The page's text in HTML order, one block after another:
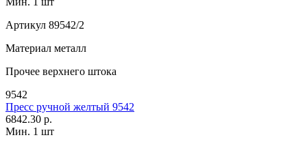
Артикул 89542/2
Материал металл
Прочее верхнего штока
9542
Пресс ручной желтый 9542
6842.30 р.
Мин. 1 шт